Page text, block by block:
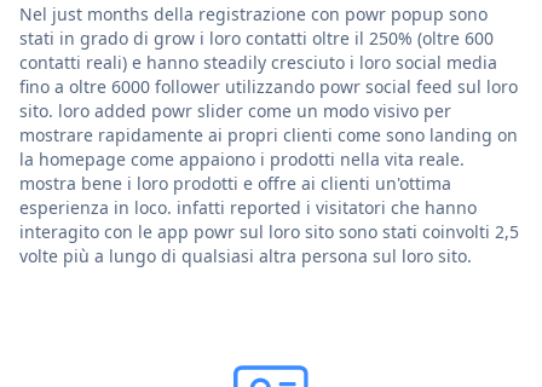
Nel just months della registrazione con powr popup sono
stati in grado di grow i loro contatti oltre il 250% (oltre 600
contatti reali) e hanno steadily cresciuto i loro social media
fino a oltre 6000 follower utilizzando powr social feed sul loro
sito. loro added powr slider come un modo visivo per
mostrare rapidamente ai propri clienti come sono landing on
la homepage come appaiono i prodotti nella vita reale.
mostra bene i loro prodotti e offre ai clienti un'ottima
esperienza in loco. infatti reported i visitatori che hanno
interagito con le app powr sul loro sito sono stati coinvolti 2,5
volte più a lungo di qualsiasi altra persona sul loro sito.